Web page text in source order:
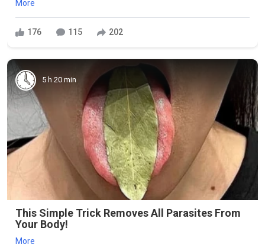
More
176 115 202
5 h 20 min
This Simple Trick Removes All Parasites From
Your Body!
More